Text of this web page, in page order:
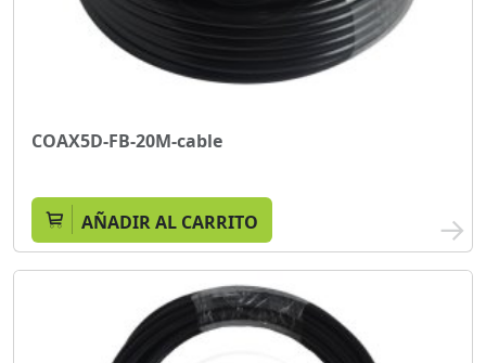
COAX5D-FB-20M-cable
AÑADIR AL CARRITO